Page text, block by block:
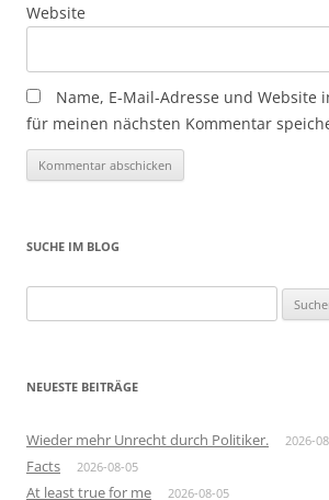
Website
Name, E-Mail-Adresse und Website
für meinen nächsten Kommentar
SUCHE IM BLOG
nach:
NEUESTE BEITRÄGE
Wieder mehr Unrecht durch Politiker. 2026-
Facts 2026-08-05
At least true for me 2026-08-05